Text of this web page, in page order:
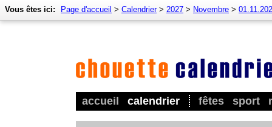
accueil calendrier fêtes sport
Vous êtes ici: Page d'accueil > Calendrier> 2027 > Novembre >